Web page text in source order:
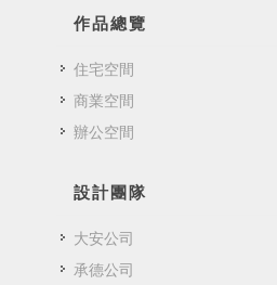
作品總覽
住宅空間
商業空間
辦公空間
設計團隊
大安公司
承德公司